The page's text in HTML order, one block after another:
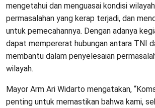
mengetahui dan menguasai kondisi
permasalahan yang kerap terjadi, dan
untuk pemecahannya. Dengan adanya
dapat mempererat hubungan antara TNI
membantu dalam penyelesaian
wilayah.
Mayor Arm Ari Widarto mengatakan,
penting untuk memastikan bahwa kami,